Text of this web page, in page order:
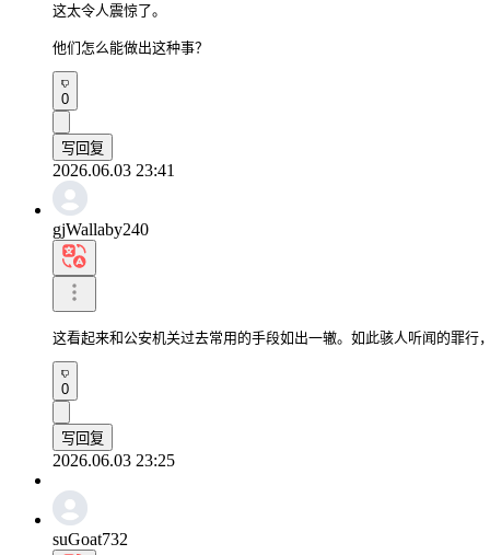
这太令人震惊了。
他们怎么能做出这种事？
0
写回复
2026.06.03 23:41
gjWallaby240
这看起来和公安机关过去常用的手段如出一辙。如此骇人听闻的罪
0
写回复
2026.06.03 23:25
suGoat732